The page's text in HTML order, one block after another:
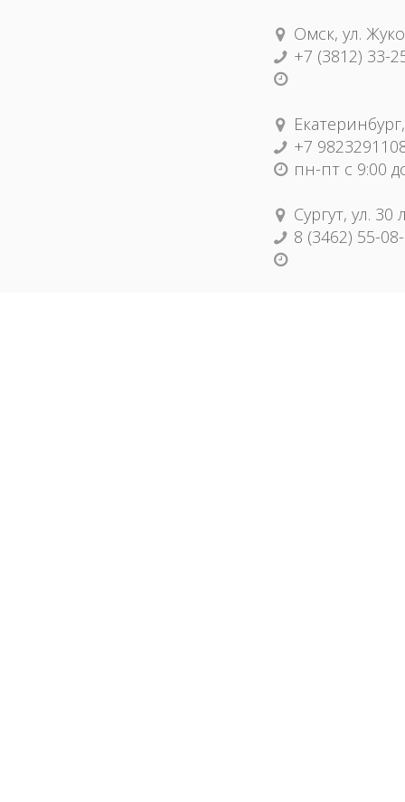
Омск, ул.
+7 (3812) 33-
+7
пн-пт с 9:00
Сургут, ул.
8 (3462) 55-